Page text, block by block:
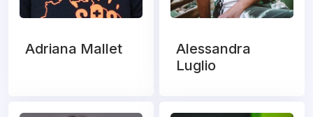
Adriana Mallet
Alessandra
Luglio